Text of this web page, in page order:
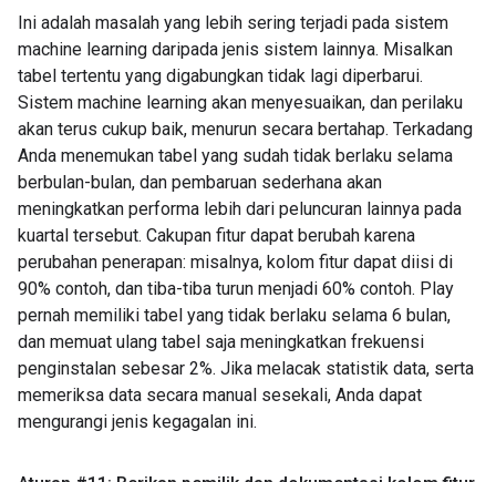
Ini adalah masalah yang lebih sering terjadi pada sistem
machine learning daripada jenis sistem lainnya. Misalkan
tabel tertentu yang digabungkan tidak lagi diperbarui.
Sistem machine learning akan menyesuaikan, dan perilaku
akan terus cukup baik, menurun secara bertahap. Terkadang
Anda menemukan tabel yang sudah tidak berlaku selama
berbulan-bulan, dan pembaruan sederhana akan
meningkatkan performa lebih dari peluncuran lainnya pada
kuartal tersebut. Cakupan fitur dapat berubah karena
perubahan penerapan: misalnya, kolom fitur dapat diisi di
90% contoh, dan tiba-tiba turun menjadi 60% contoh. Play
pernah memiliki tabel yang tidak berlaku selama 6 bulan,
dan memuat ulang tabel saja meningkatkan frekuensi
penginstalan sebesar 2%. Jika melacak statistik data, serta
memeriksa data secara manual sesekali, Anda dapat
mengurangi jenis kegagalan ini.